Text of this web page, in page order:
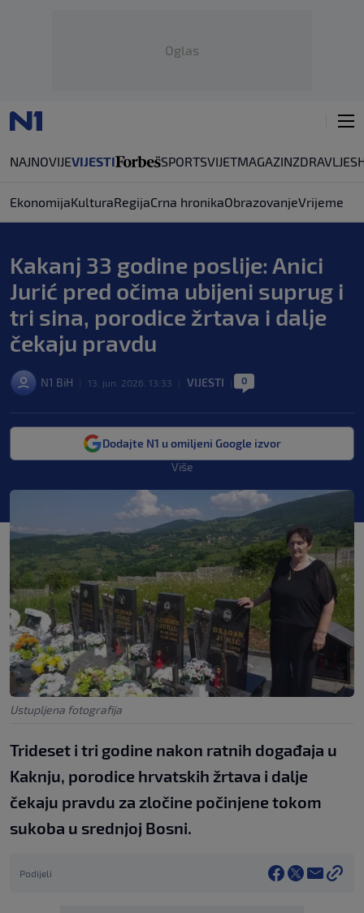
Oglas
NAJNOVIJEVIJESTI SPORTSVIJETMAGAZINZDRAVLJE
EkonomijaKulturaRegijaCrna hronikaObrazovanjeVrijeme
Kakanj 33 godine poslije: Anici
Jurić pred očima ubijeni suprug i
tri sina, porodice žrtava i dalje
čekaju pravdu
N1 BiH 13. jun. 2026. 13:33 VIJESTI 0
Dodajte N1 u omiljeni Google izvor
Više
Ustupljena fotografija
Trideset i tri godine nakon ratnih događaja u
Kaknju, porodice hrvatskih žrtava i dalje
čekaju pravdu za zločine počinjene tokom
sukoba u srednjoj Bosni.
Podijeli